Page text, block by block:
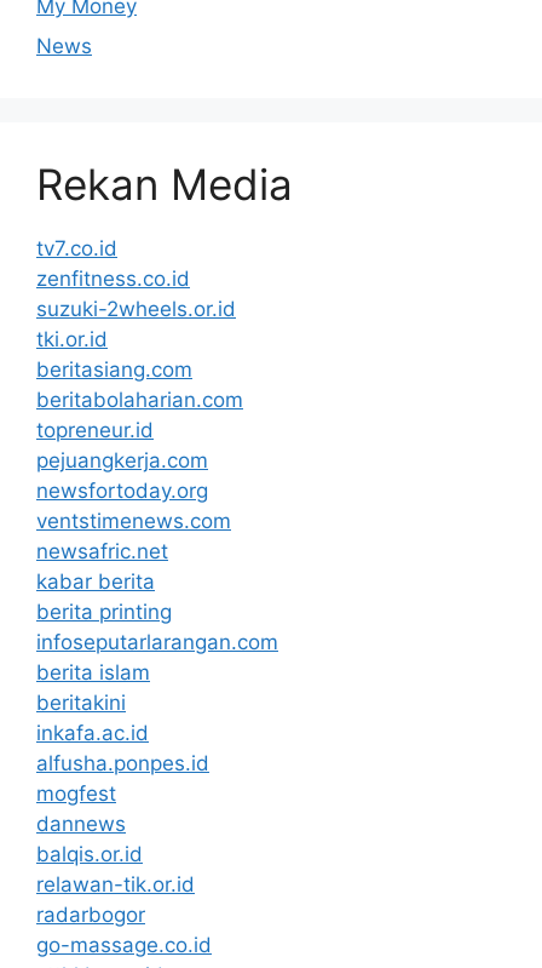
My Money
News
Rekan Media
tv7.co.id
zenfitness.co.id
suzuki-2wheels.or.id
tki.or.id
beritasiang.com
beritabolaharian.com
topreneur.id
pejuangkerja.com
newsfortoday.org
ventstimenews.com
newsafric.net
kabar berita
berita printing
infoseputarlarangan.com
berita islam
beritakini
inkafa.ac.id
alfusha.ponpes.id
mogfest
dannews
balqis.or.id
relawan-tik.or.id
radarbogor
go-massage.co.id